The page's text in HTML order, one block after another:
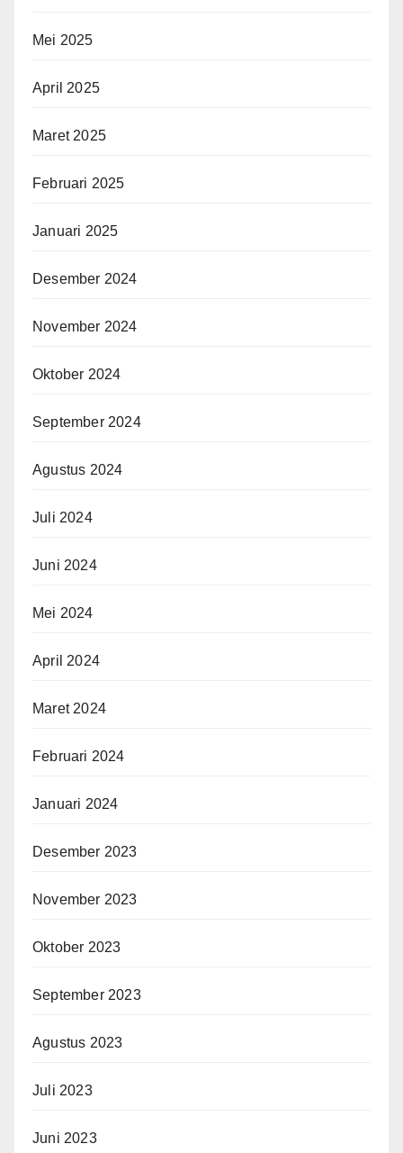
Mei 2025
April 2025
Maret 2025
Februari 2025
Januari 2025
Desember 2024
November 2024
Oktober 2024
September 2024
Agustus 2024
Juli 2024
Juni 2024
Mei 2024
April 2024
Maret 2024
Februari 2024
Januari 2024
Desember 2023
November 2023
Oktober 2023
September 2023
Agustus 2023
Juli 2023
Juni 2023